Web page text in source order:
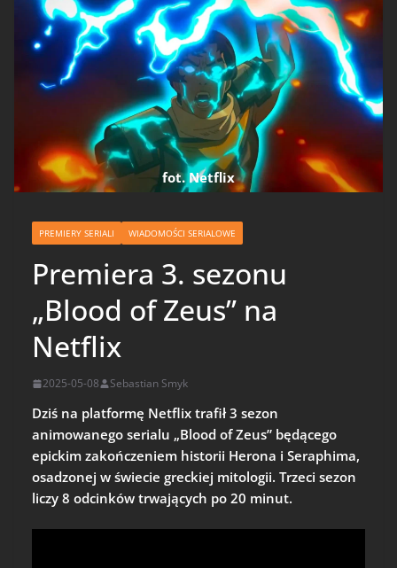
fot. Netflix
PREMIERY SERIALI WIADOMOŚCI SERIALOWE
Premiera 3. sezonu
„Blood of Zeus” na
Netflix
2025-05-08 Sebastian Smyk
Dziś na platformę Netflix trafił 3 sezon
animowanego serialu „Blood of Zeus” będącego
epickim zakończeniem historii Herona i Seraphima,
osadzonej w świecie greckiej mitologii. Trzeci sezon
liczy 8 odcinków trwających po 20 minut.